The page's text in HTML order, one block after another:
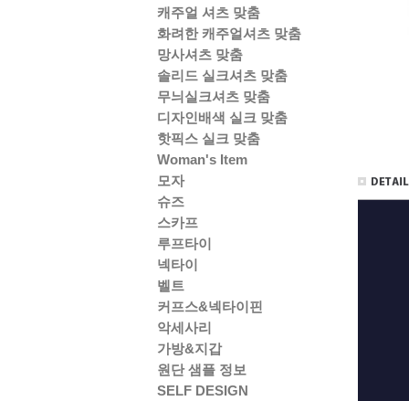
캐주얼 셔츠 맞춤
화려한 캐주얼셔츠 맞춤
망사셔츠 맞춤
솔리드 실크셔츠 맞춤
무늬실크셔츠 맞춤
디자인배색 실크 맞춤
핫픽스 실크 맞춤
Woman's Item
모자
슈즈
스카프
루프타이
넥타이
벨트
커프스&넥타이핀
악세사리
가방&지갑
원단 샘플 정보
SELF DESIGN